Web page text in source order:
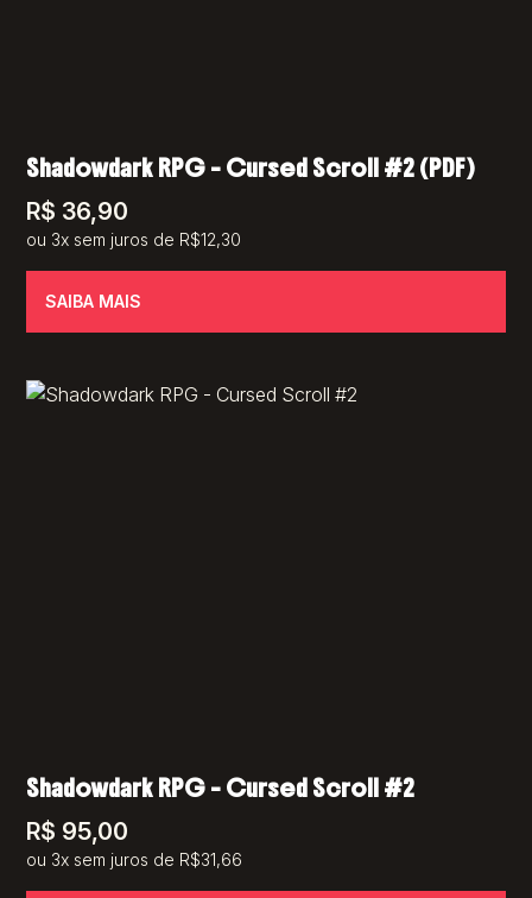
Shadowdark RPG – Cursed Scroll #2 (PDF)
R$ 36,90
ou 3x sem juros de R$12,30
SAIBA MAIS
Shadowdark RPG – Cursed Scroll #2
R$ 95,00
ou 3x sem juros de R$31,66